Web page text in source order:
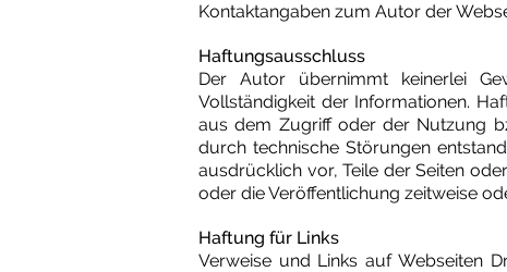
Kontaktangaben zum Autor der
Haftungsausschluss
Der Autor übernimmt keinerlei
Vollständigkeit der Informationen.
aus dem Zugriff oder der Nutzung
durch technische Störungen
ausdrücklich vor, Teile der Seiten
oder die Veröffentlichung zeitweise
Haftung für Links
Verweise und Links auf Webseiten